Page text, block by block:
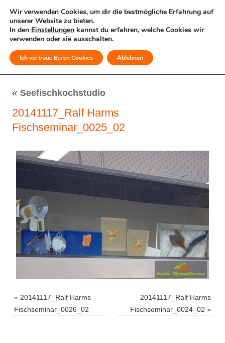
MENÜ
« Seefischkochstudio
20141117_Ralf Harms
Fischseminar_0025_02
« 20141117_Ralf Harms
Fischseminar_0026_02
20141117_Ralf Harms
Fischseminar_0024_02 »
Wir verwenden Cookies, um dir die bestmögliche Erfahrung auf
unserer Website zu bieten.
In den Einstellungen kannst du erfahren, welche Cookies wir
verwenden oder sie ausschalten.
Ich vertraue Euren Cookies Ablehnen